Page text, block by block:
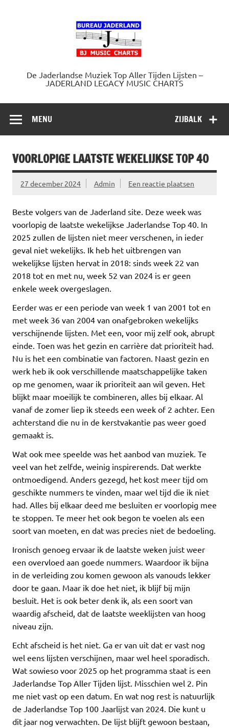
De Jaderlandse Muziek Top Aller Tijden Lijsten –
JADERLAND LEGACY MUSIC CHARTS
ZIJBALK
MENU
VOORLOPIGE LAATSTE WEKELIJKSE TOP 40
27 december 2024 Admin Een reactie plaatsen
Beste volgers van de Jaderland site. Deze week was
voorlopig de laatste wekelijkse Jaderlandse Top 40. In
2025 zullen de lijsten niet meer verschenen, in ieder
geval niet wekelijks. Ik heb het uitbrengen van
wekelijkse lijsten hervat in 2018: sinds week 22 van
2018 tot en met nu, week 52 van 2024 is er geen
enkele week overgeslagen.
Eerder was er een periode van week 1 van 2001 tot en
met week 36 van 2004 van onafgebroken wekelijks
verschijnende lijsten. Met een, voor mij zelf ook, abrupt
einde. Toen was het gezin en carrière dat prioriteit had.
Nu is het een combinatie van factoren. Naast gezin en
werk heb ik ook verschillende maatschappelijke taken
op me genomen, waar ik prioriteit aan wil geven. Het
blijkt maar moeilijk te combineren, alles bij elkaar. Al
vanaf de zomer liep ik steeds een week of 2 achter. Een
achterstand die nu in de kerstvakantie pas weer goed
gemaakt is.
Wat ook mee speelde was het aanbod van muziek. Te
veel van het zelfde, weinig inspirerends. Dat werkte
ontmoedigend. Anders gezegd, het kost meer tijd om
geschikte nummers te vinden, maar wel tijd die ik niet
had. Alles bij elkaar deed me besluiten er voorlopig mee
te stoppen. Te meer het ook begon te voelen als een
soort van moeten, en dat was precies niet de bedoeling.
Ironisch genoeg ervaar ik de laatste weken juist weer
een overvloed aan goede nummers. Waardoor ik bijna
in de verleiding zou komen gewoon als vanouds lekker
door te gaan. Maar ik doe het niet, ik blijf bij mijn
besluit. Het is ook beter denk ik, als een soort van
waardig afscheid, dat de laatste weeklijsten van hoog
niveau zijn.
Echt afscheid is het niet. Ga er van uit dat er vast nog
wel eens lijsten verschijnen, maar wel heel sporadisch.
Wat sowieso voor 2025 op het programma staat is een
Jaderlandse Top Aller Tijden lijst. Misschien wel 2. Pin
me niet vast op een datum. En wat nog rest is natuurlijk
de Jaderlandse Top 100 Jaarlijst van 2024. Die kunt u
dit jaar nog verwachten. De lijst blijft gewoon bestaan,